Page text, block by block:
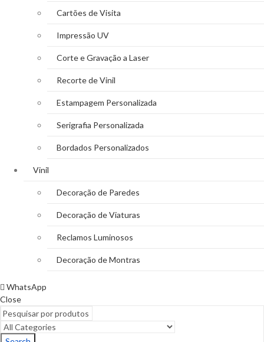
Cartões de Visita
Impressão UV
Corte e Gravação a Laser
Recorte de Vinil
Estampagem Personalizada
Serigrafia Personalizada
Bordados Personalizados
Vinil
Decoração de Paredes
Decoração de Viaturas
Reclamos Luminosos
Decoração de Montras
WhatsApp
Close